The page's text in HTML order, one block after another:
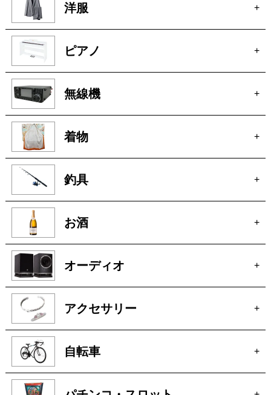
洋服 +
ピアノ +
無線機 +
着物 +
釣具 +
お酒 +
オーディオ +
アクセサリー +
自転車 +